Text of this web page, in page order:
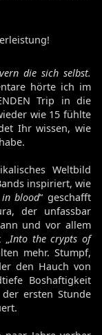
die sich selbst.
hörte ich im
Trip in die
wie 15 fühlte
Ihr wissen, wie
Weltbild
inspiriert, wie
in blood“ geschafft
der unfassbar
und vor allem
„Into the crypts of
mehr. Stumpf,
den Hauch von
Boshaftigkeit
ersten Stunde